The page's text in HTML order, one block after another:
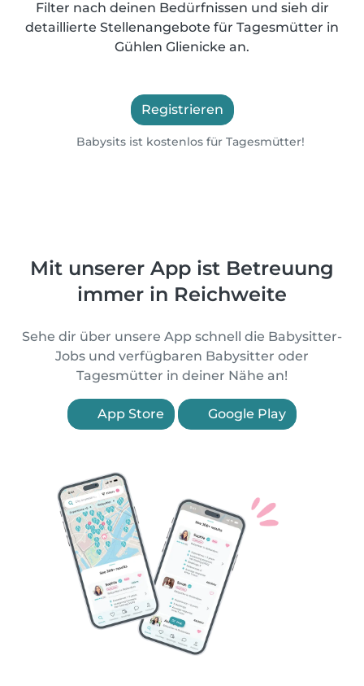
Filter nach deinen Bedürfnissen und sieh dir
detaillierte Stellenangebote für Tagesmütter in
Gühlen Glienicke an.
Registrieren
Babysits ist kostenlos für Tagesmütter!
Mit unserer App ist Betreuung
immer in Reichweite
Sehe dir über unsere App schnell die Babysitter-
Jobs und verfügbaren Babysitter oder
Tagesmütter in deiner Nähe an!
App Store Google Play